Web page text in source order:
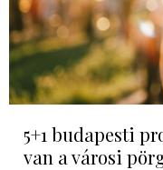
5+1 budapesti
van a városi